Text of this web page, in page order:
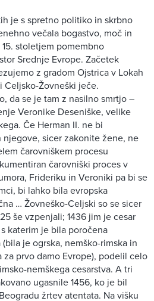
je s spretno politiko in skrbno
večala bogastvo, moč in
stoletjem pomembno
Srednje Evrope. Začetek
z gradom Ojstrica v Lokah
Celjsko-Žovneški ječe.
da se je tam z nasilno smrtjo –
Veronike Deseniške, velike
Če Herman II. ne bi
sicer zakonite žene, ne
čarovniškem procesu
čarovniški proces v
Frideriku in Veroniki pa bi se
bi lahko bila evropska
… Žovneško-Celjski so se sicer
še vzpenjali; 1436 jim je cesar
katerim je bila poročena
je ogrska, nemško-rimska in
prvo damo Evrope), podelil celo
nemškega cesarstva. A tri
ugasnile 1456, ko je bil
žrtev atentata. Na višku